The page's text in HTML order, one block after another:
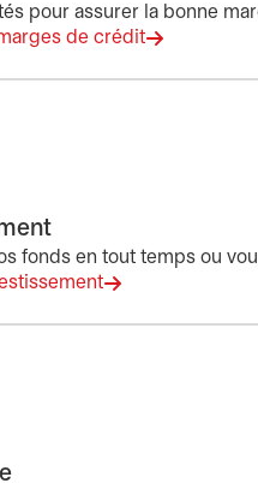
pour assurer la bonne
de crédit
fonds en tout temps ou